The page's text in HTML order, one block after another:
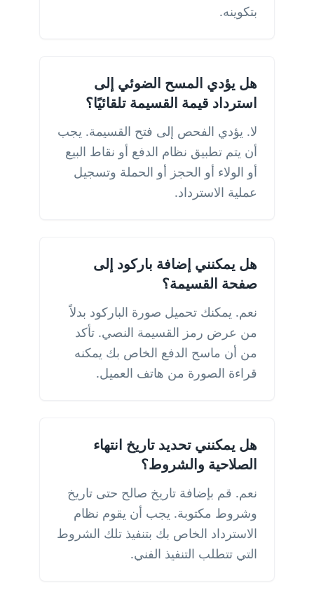
بتكوينه.
هل يؤدي المسح الضوئي إلى
استرداد قيمة القسيمة تلقائيًا؟
لا. يؤدي الفحص إلى فتح القسيمة. يجب
أن يتم تطبيق نظام الدفع أو نقاط البيع
أو الولاء أو الحجز أو الحملة وتسجيل
عملية الاسترداد.
هل يمكنني إضافة باركود إلى
صفحة القسيمة؟
نعم. يمكنك تحميل صورة الباركود بدلاً
من عرض رمز القسيمة النصي. تأكد
من أن ماسح الدفع الخاص بك يمكنه
قراءة الصورة من هاتف العميل.
هل يمكنني تحديد تاريخ انتهاء
الصلاحية والشروط؟
نعم. قم بإضافة تاريخ صالح حتى تاريخ
وشروط مكتوبة. يجب أن يقوم نظام
الاسترداد الخاص بك بتنفيذ تلك الشروط
التي تتطلب التنفيذ الفني.